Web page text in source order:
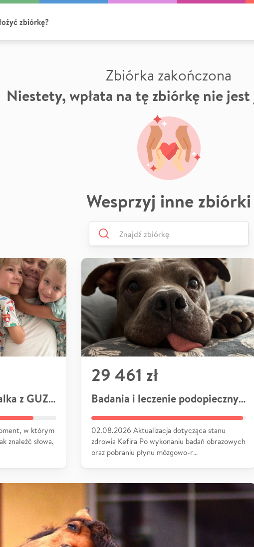
zbiórkę?
Zbiórka zakończona
Niestety, wpłata na tę zbiórkę nie
Wesprzyj inne zbiórki
Szymaniak Adrian walka z GUZEM
w którym
znaleźć słowa,
29 461 zł
Badania i leczenie podopiecznych
02.08.2026 Aktualizacja dotycząca stanu
zdrowia Kefira Po wykonaniu badań obrazowych
oraz pobraniu płynu mózgowo-r…